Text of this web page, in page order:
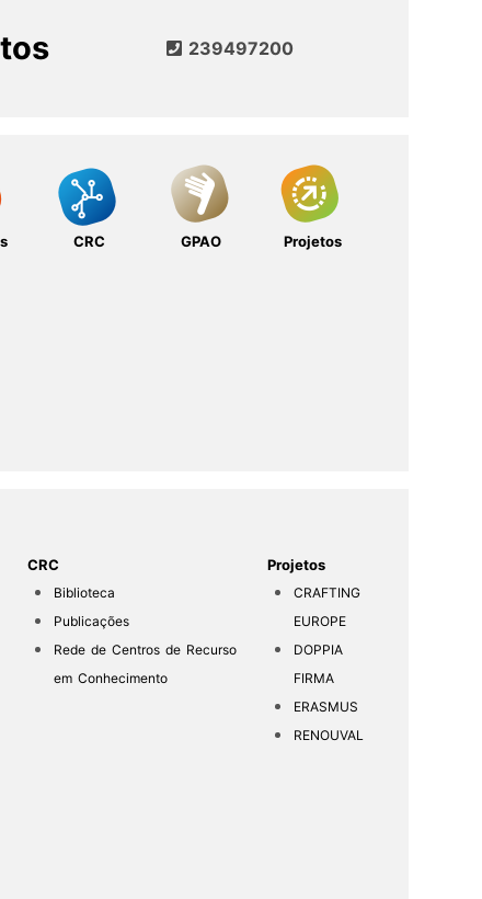
239497200
CRC GPAO Projetos
CRC
Biblioteca
Publicações
Rede de Centros de Recurso
em Conhecimento
Projetos
CRAFTING
EUROPE
DOPPIA
FIRMA
ERASMUS
RENOUVAL